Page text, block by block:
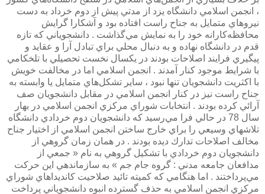
،‌ انجمن اسلامي دانشگاه يزد از مدتي پيش از دوم خرداد به دست
نيروهاي متمايل به جناح راست افتاده بود و آشكارا گرايش
محافظه‌كارانه خود را به نمايش مي‌گذاشت . دانشجوياني كه تازه
قدم در دانشگاه نهاده و به دنبال محلي براي تبادل آرا و عقايد و
پيگيري فرايند اصلاحات بودند در يكسال نخست تحصيلي با تلخكامي
با شرايط موجود كنار آمدند . انجمن اسلامي اما در مخالفت خويش
با اكثريت دانشجويان تنها نبود ،‌ ساير تشكل‌هاي متمايل يا وابسته به
جناح راست نيز در كنار انجمن اسلامي در مقابل دانشجويان صف
آرائي كرده بودند . انتخابات شوراي مركزي انجمن اسلامي در بهار
سال 78 در حالي فرا مي‌رسيد كه دانشجويان دوم خردادي دانشگاه
تلاشهاي وسيعي را براي خارج ساختن انجمن اسلامي از اختيار جناح
مخالف اصلاحات تدارك ديده بودند . در همان زمان گروهي از
دانشجويان دوم خردادي با تشكيل گروهي به نام « جمعي از
مدافعان جامعه مدني :‌ گروه جام جم » به سازماندهي اين حركت
مي‌پرداختند . اما هنگامي كه كميته تائيد صلاحيت كانديداهاي شوراي
مركزي انجمن اسلامي به حذف گسترده انبوه دانشجوياني پرداخت